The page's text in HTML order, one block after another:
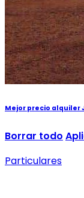
Mejor precio alquiler
Borrar todo
Particulares